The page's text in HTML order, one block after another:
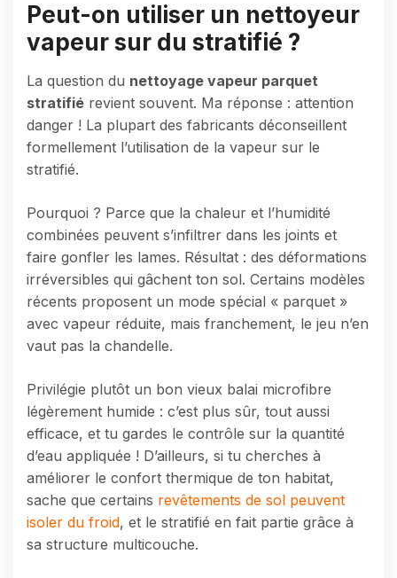
Peut-on utiliser un nettoyeur
vapeur sur du stratifié ?
La question du nettoyage vapeur parquet
stratifié revient souvent. Ma réponse : attention
danger ! La plupart des fabricants déconseillent
formellement l’utilisation de la vapeur sur le
stratifié.
Pourquoi ? Parce que la chaleur et l’humidité
combinées peuvent s’infiltrer dans les joints et
faire gonfler les lames. Résultat : des déformations
irréversibles qui gâchent ton sol. Certains modèles
récents proposent un mode spécial « parquet »
avec vapeur réduite, mais franchement, le jeu n’en
vaut pas la chandelle.
Privilégie plutôt un bon vieux balai microfibre
légèrement humide : c’est plus sûr, tout aussi
efficace, et tu gardes le contrôle sur la quantité
d’eau appliquée ! D’ailleurs, si tu cherches à
améliorer le confort thermique de ton habitat,
sache que certains revêtements de sol peuvent
isoler du froid, et le stratifié en fait partie grâce à
sa structure multicouche.